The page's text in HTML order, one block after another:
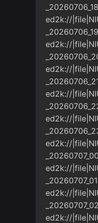
ed2k://
ed2k://
ed2k://
ed2k://
ed2k://
ed2k://
ed2k://
ed2k://
ed2k://